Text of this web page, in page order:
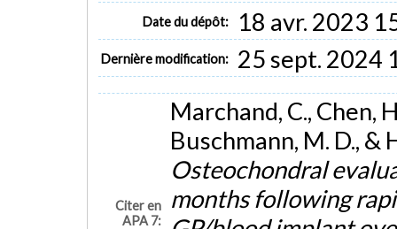
Date du dépôt: 18 avr. 2023
Dernière modification: 25 sept. 2024
Citer en
APA 7:
Marchand, C., Chen,
Buschmann, M. D., &
Osteochondral
months following